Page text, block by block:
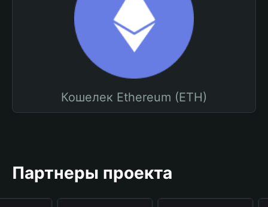
Кошелек Ethereum (ETH)
Партнеры проекта